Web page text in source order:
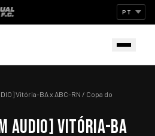
Vitória-BA x ABC-RN / Copa do
AUDIO] VITÓRIA-BA